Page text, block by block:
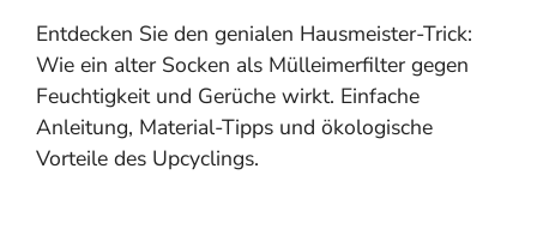
Entdecken Sie den genialen Hausmeister-Trick:
Wie ein alter Socken als Mülleimerfilter gegen
Feuchtigkeit und Gerüche wirkt. Einfache
Anleitung, Material-Tipps und ökologische
Vorteile des Upcyclings.